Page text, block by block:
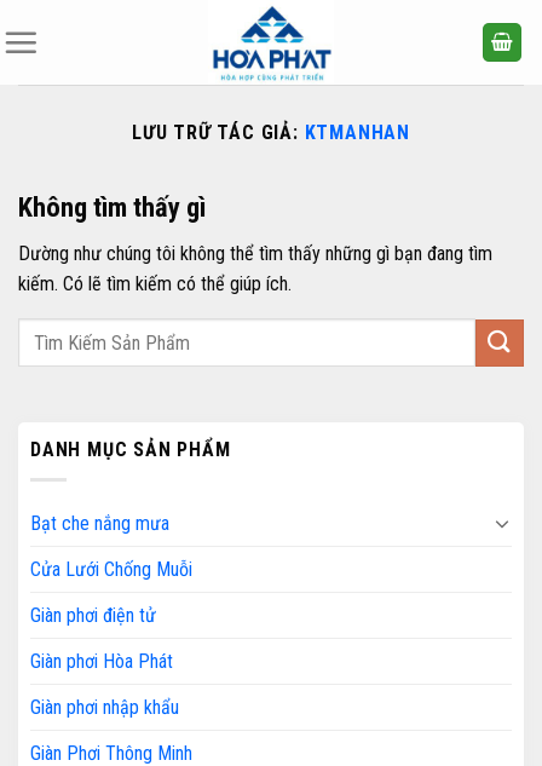
qua
LƯU TRỮ TÁC GIẢ: KTMANHAN
Không tìm thấy gì
Dường như chúng tôi không thể tìm thấy những gì bạn đang tìm
kiếm. Có lẽ tìm kiếm có thể giúp ích.
DANH MỤC SẢN PHẨM
Bạt che nắng mưa
Cửa Lưới Chống Muỗi
Giàn phơi điện tử
Giàn phơi Hòa Phát
Giàn phơi nhập khẩu
Giàn Phơi Thông Minh